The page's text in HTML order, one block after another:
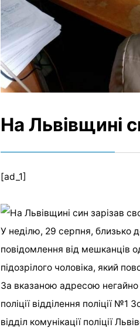
На Львівщині
[ad_1]
У неділю, 29 серпня, близько
повідомлення від мешканців
підозрілого чоловіка, який
За вказаною адресою негайно
поліції відділення поліції №1
відділ комунікації поліції